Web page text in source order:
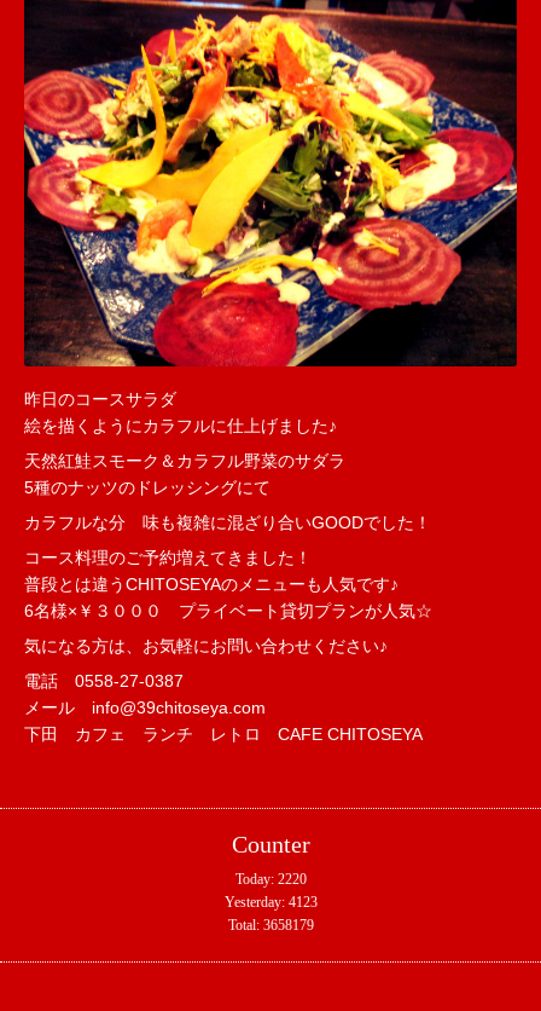
昨日のコースサラダ
絵を描くようにカラフルに仕上げました♪
天然紅鮭スモーク＆カラフル野菜のサダラ
5種のナッツのドレッシングにて
カラフルな分 味も複雑に混ざり合いGOODでした！
コース料理のご予約増えてきました！
普段とは違うCHITOSEYAのメニューも人気です♪
6名様×￥３０００ プライベート貸切プランが人気☆
気になる方は、お気軽にお問い合わせください♪
電話 0558-27-0387
メール info@39chitoseya.com
下田 カフェ ランチ レトロ CAFE CHITOSEYA
Counter
Today: 2220
Yesterday: 4123
Total: 3658179